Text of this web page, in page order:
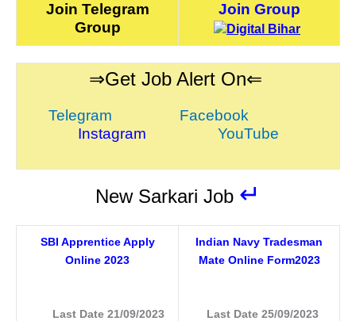
Join Telegram
Group
Join Group
⇒Get Job Alert On⇐
Telegram
Facebook
Instagram
YouTube
New Sarkari Job ↵
SBI Apprentice Apply
Online 2023
Last Date 21/09/2023
Indian Navy Tradesman
Mate Online Form2023
Last Date 25/09/2023